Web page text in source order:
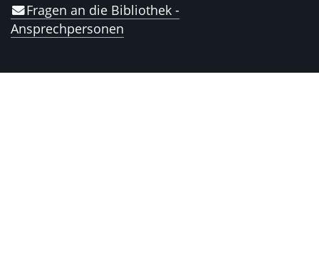
Fragen an die Bibliothek -
Ansprechpersonen